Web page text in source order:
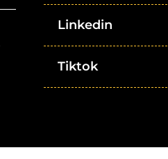
Linkedin
Tiktok